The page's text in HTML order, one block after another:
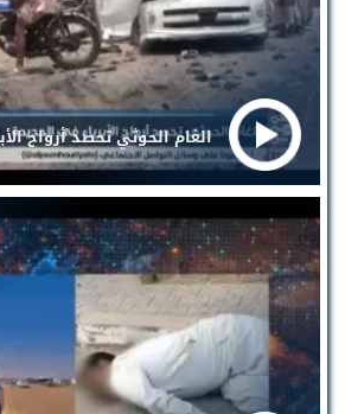
الغام الحوثي تحصد أرواح